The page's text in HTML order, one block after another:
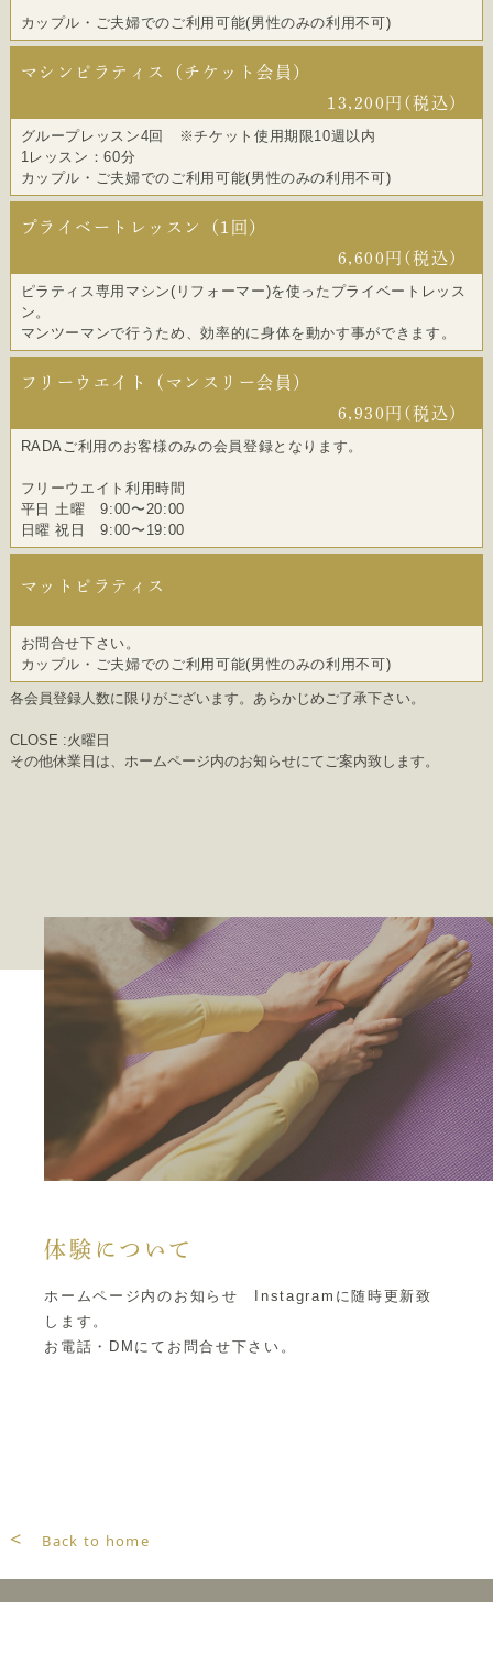
カップル・ご夫婦でのご利用可能(男性のみの利用不可)
マシンピラティス（チケット会員）
13,200円(税込)
グループレッスン4回 ※チケット使用期限10週以内
1レッスン：60分
カップル・ご夫婦でのご利用可能(男性のみの利用不可)
プライベートレッスン（1回）
6,600円(税込)
ピラティス専用マシン(リフォーマー)を使ったプライベートレッス
ン。
マンツーマンで行うため、効率的に身体を動かす事ができます。
フリーウエイト（マンスリー会員）
6,930円(税込)
RADAご利用のお客様のみの会員登録となります。
フリーウエイト利用時間
平日 土曜 9:00〜20:00
日曜 祝日 9:00〜19:00
マットピラティス
お問合せ下さい。
カップル・ご夫婦でのご利用可能(男性のみの利用不可)
各会員登録人数に限りがございます。あらかじめご了承下さい。
CLOSE :火曜日
その他休業日は、ホームページ内のお知らせにてご案内致します。
体験について
ホームページ内のお知らせ Instagramに随時更新致
します。
お電話・DMにてお問合せ下さい。
< Back to home